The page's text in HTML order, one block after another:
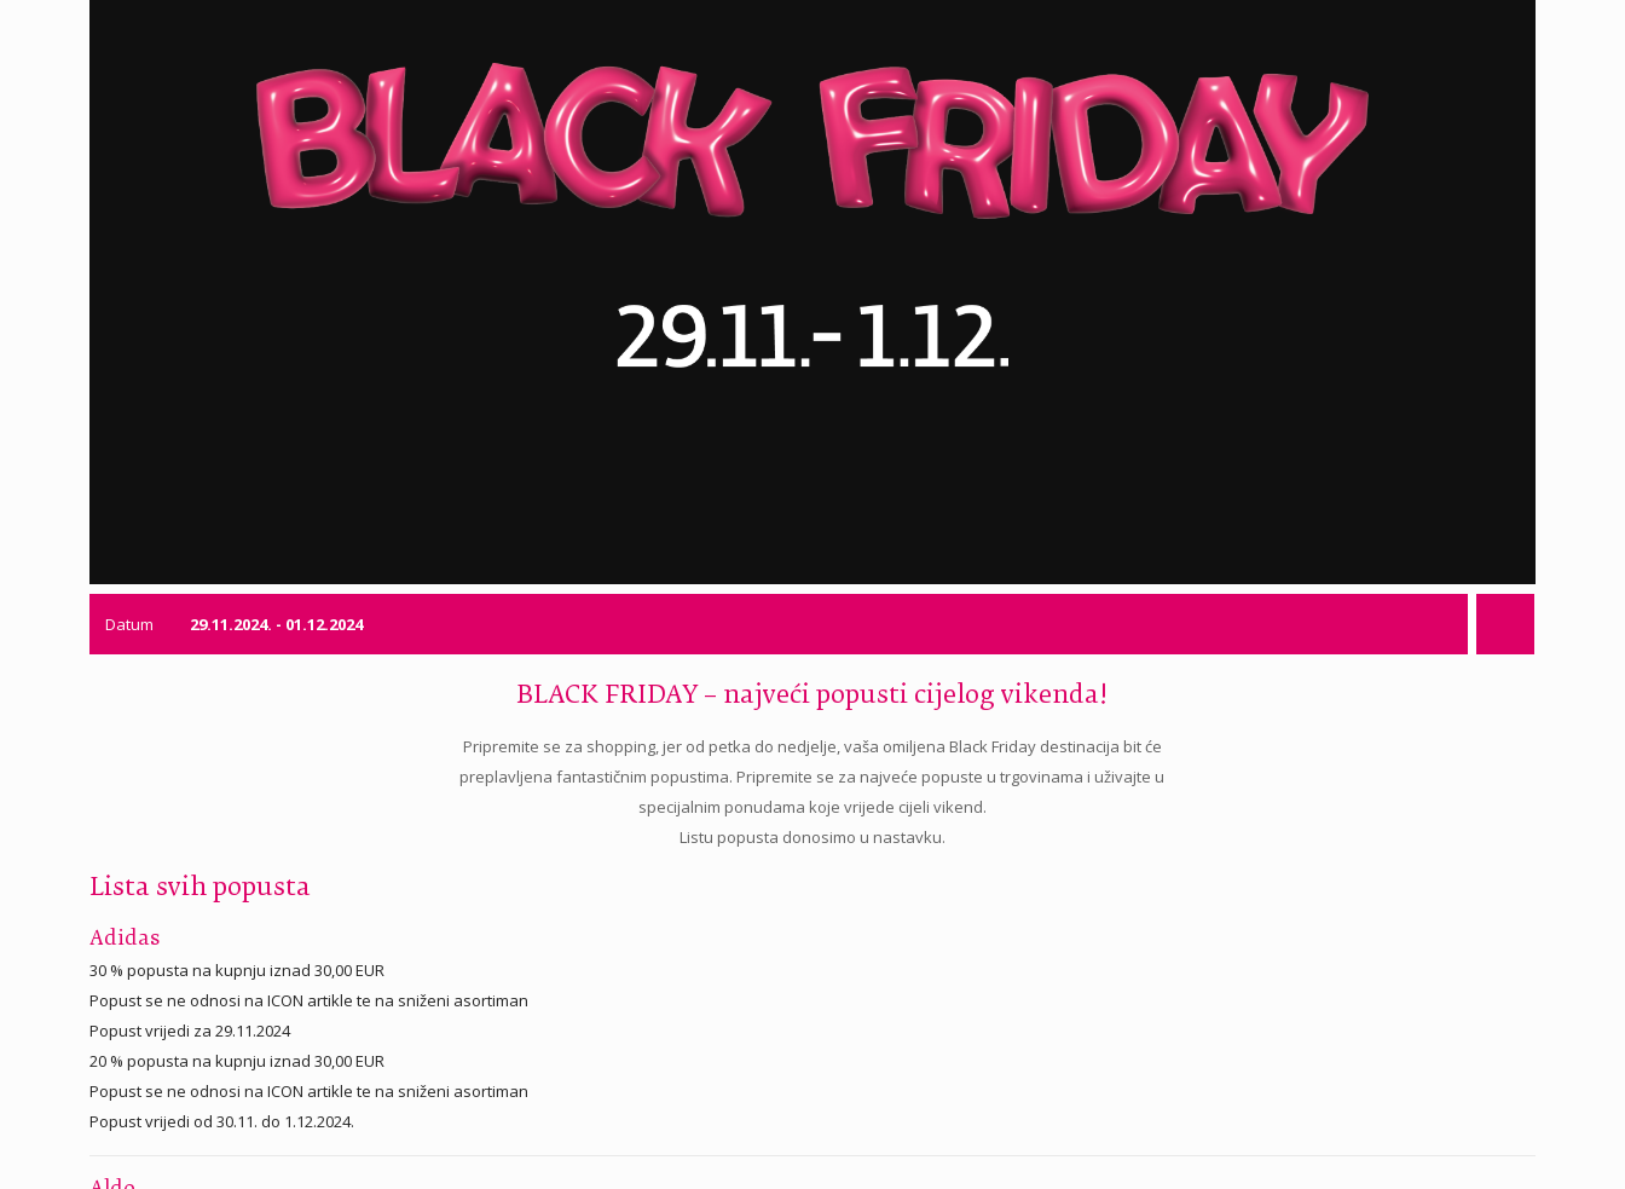
Datum 29.11.2024. - 01.12.2024
BLACK FRIDAY – najveći popusti cijelog vikenda!
Pripremite se za shopping, jer od petka do nedjelje, vaša omiljena Black Friday destinacija bit će
preplavljena fantastičnim popustima. Pripremite se za najveće popuste u trgovinama i uživajte u
specijalnim ponudama koje vrijede cijeli vikend.
Listu popusta donosimo u nastavku.
Lista svih popusta
Adidas
30 % popusta na kupnju iznad 30,00 EUR
Popust se ne odnosi na ICON artikle te na sniženi asortiman
Popust vrijedi za 29.11.2024
20 % popusta na kupnju iznad 30,00 EUR
Popust se ne odnosi na ICON artikle te na sniženi asortiman
Popust vrijedi od 30.11. do 1.12.2024.